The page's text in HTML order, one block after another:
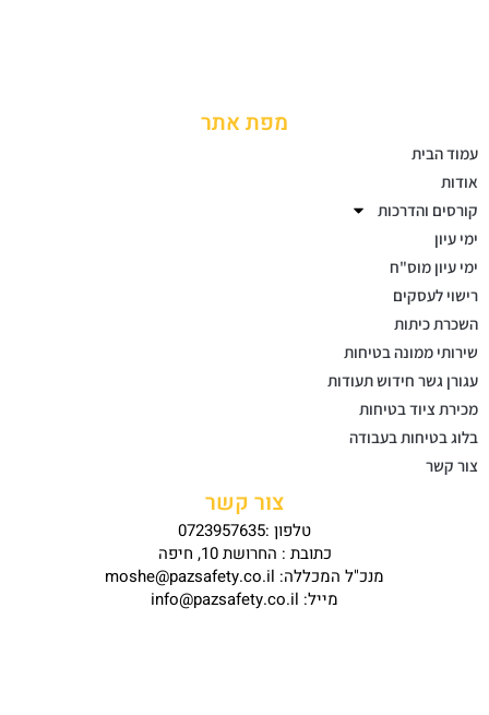
מפת אתר
עמוד הבית
אודות
קורסים והדרכות
ימי עיון
ימי עיון מוס"ח
רישוי לעסקים
השכרת כיתות
שירותי ממונה בטיחות
עגורן גשר חידוש תעודות
מכירת ציוד בטיחות
בלוג בטיחות בעבודה
צור קשר
צור קשר
טלפון :0723957635
כתובת : החרושת 10, חיפה
מנכ"ל המכללה: moshe@pazsafety.co.il
מייל: info@pazsafety.co.il